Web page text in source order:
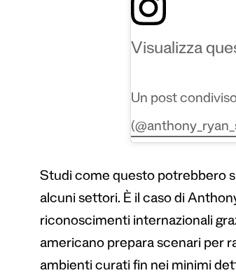
Visualizza
Un post
Studi come questo potrebbero
alcuni settori. È il caso di
riconoscimenti internazionali
americano prepara scenari per
ambienti curati fin nei minimi